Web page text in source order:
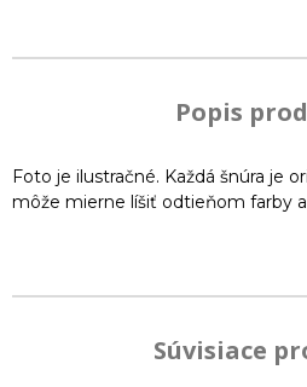
Popis
Foto je ilustračné. Každá šnúra je
môže mierne líšiť odtieňom farby
Súvisiace